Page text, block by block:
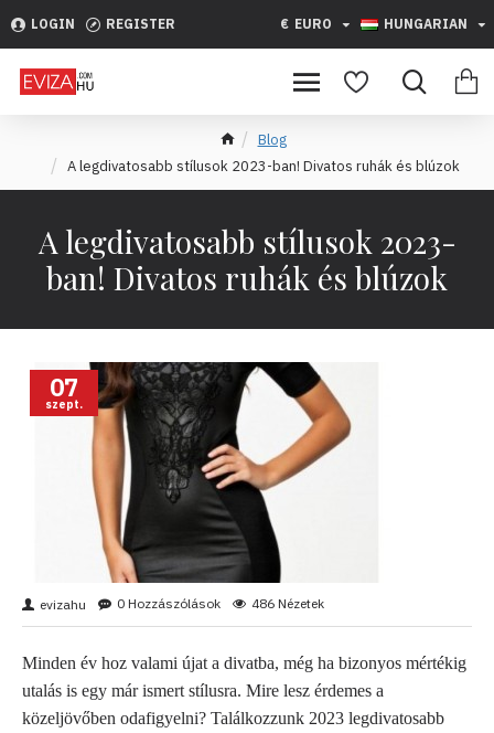
LOGIN REGISTER € EURO HUNGARIAN
Blog
A legdivatosabb stílusok 2023-ban! Divatos ruhák és blúzok
A legdivatosabb stílusok 2023-
ban! Divatos ruhák és blúzok
07
szept.
evizahu 0 Hozzászólások 486 Nézetek
Minden év hoz valami újat a divatba, még ha bizonyos mértékig
utalás is egy már ismert stílusra. Mire lesz érdemes a
közeljövőben odafigyelni? Találkozzunk 2023 legdivatosabb